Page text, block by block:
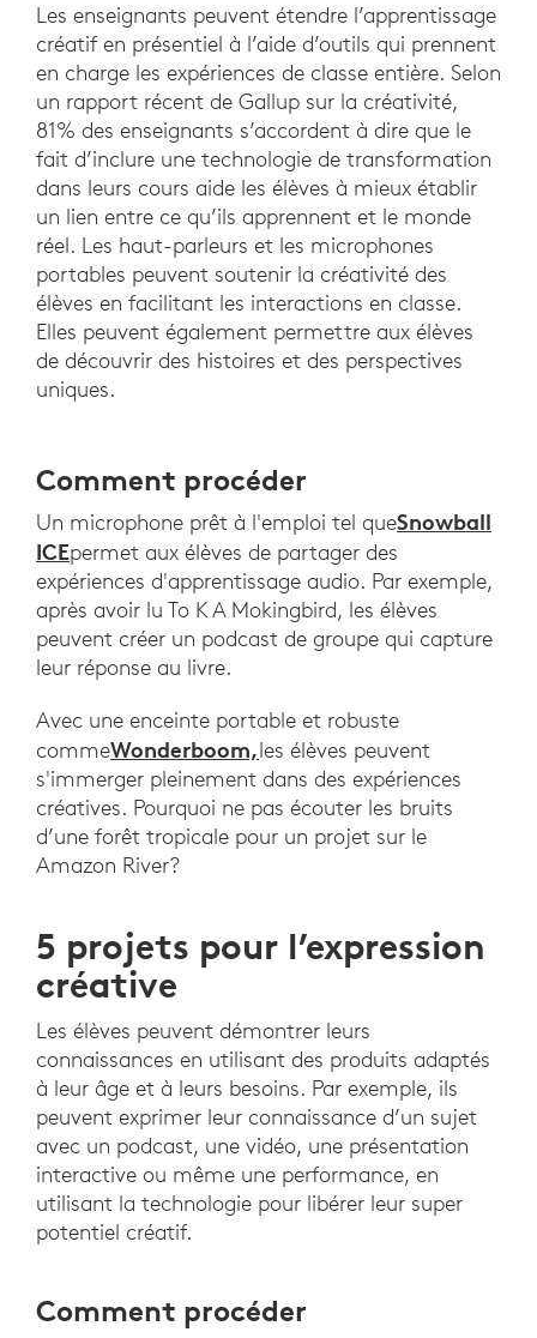
Les enseignants peuvent étendre l’apprentissage
créatif en présentiel à l’aide d’outils qui prennent
en charge les expériences de classe entière. Selon
un rapport récent de Gallup sur la créativité,
81% des enseignants s’accordent à dire que le
fait d’inclure une technologie de transformation
dans leurs cours aide les élèves à mieux établir
un lien entre ce qu’ils apprennent et le monde
réel. Les haut-parleurs et les microphones
portables peuvent soutenir la créativité des
élèves en facilitant les interactions en classe.
Elles peuvent également permettre aux élèves
de découvrir des histoires et des perspectives
uniques.
Comment procéder
Un microphone prêt à l'emploi tel queSnowball
ICEpermet aux élèves de partager des
expériences d'apprentissage audio. Par exemple,
après avoir lu To K A Mokingbird, les élèves
peuvent créer un podcast de groupe qui capture
leur réponse au livre.
Avec une enceinte portable et robuste
commeWonderboom,les élèves peuvent
s'immerger pleinement dans des expériences
créatives. Pourquoi ne pas écouter les bruits
d’une forêt tropicale pour un projet sur le
Amazon River?
5 projets pour l’expression
créative
Les élèves peuvent démontrer leurs
connaissances en utilisant des produits adaptés
à leur âge et à leurs besoins. Par exemple, ils
peuvent exprimer leur connaissance d’un sujet
avec un podcast, une vidéo, une présentation
interactive ou même une performance, en
utilisant la technologie pour libérer leur super
potentiel créatif.
Comment procéder